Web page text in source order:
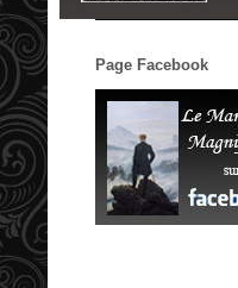
Page Facebook